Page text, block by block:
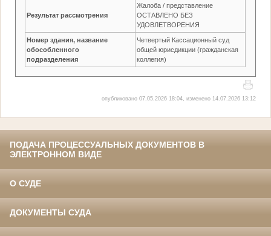
Результат рассмотрения
Жалоба / представление
ОСТАВЛЕНО БЕЗ
УДОВЛЕТВОРЕНИЯ
Номер здания, название
обособленного
подразделения
Четвертый Кассационный суд
общей юрисдикции (гражданская
коллегия)
опубликовано 07.05.2026 18:04, изменено 14.07.2026 13:12
ПОДАЧА ПРОЦЕССУАЛЬНЫХ ДОКУМЕНТОВ В
ЭЛЕКТРОННОМ ВИДЕ
О СУДЕ
ДОКУМЕНТЫ СУДА